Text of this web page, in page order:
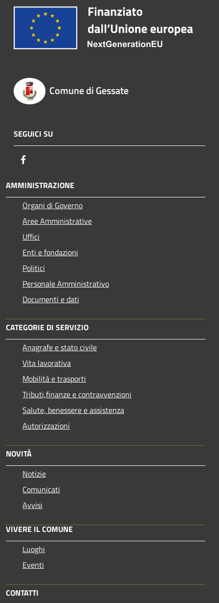
Comune di Gessate
SEGUICI SU
AMMINISTRAZIONE
Organi di Governo
Aree Amministrative
Uffici
Enti e fondazioni
Politici
Personale Amministrativo
Documenti e dati
CATEGORIE DI SERVIZIO
Anagrafe e stato civile
Vita lavorativa
Mobilità e trasporti
Tributi,finanze e contravvenzioni
Salute, benessere e assistenza
Autorizzazioni
NOVITÀ
Notizie
Comunicati
Avvisi
VIVERE IL COMUNE
Luoghi
Eventi
CONTATTI